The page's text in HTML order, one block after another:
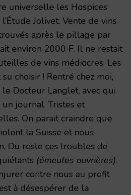
universelle les Hospices
Jolivet. Vente de vins
après le pillage par
environ 2000 F. Il ne restait
de vins médiocres. Les
choisir ! Rentré chez moi,
Docteur Langlet, avec qui
journal. Tristes et
On parait craindre que
la Suisse et nous
Du reste ces troubles de
(émeutes ouvrières).
contre nous au profit
à désespérer de la